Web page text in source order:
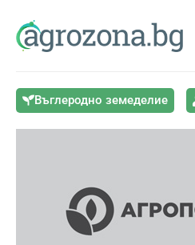
Въглеродно земеделие